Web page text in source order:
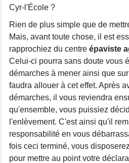
Cyr-l'École ?
Rien de plus simple que de
Mais, avant toute chose, il est
rapprochiez du centre épaviste
Celui-ci pourra sans doute vous
démarches à mener ainsi que
faudra allouer à cet effet. Après
démarches, il vous reviendra
qu'ensemble, vous puissiez
l'enlèvement. C'est ainsi qu'il
responsabilité en vous
fois ceci terminé, vous
pour mettre au point votre